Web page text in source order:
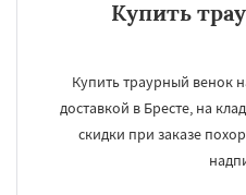
Купить
Купить траурный венок
доставкой в Бресте, на
скидки при заказе